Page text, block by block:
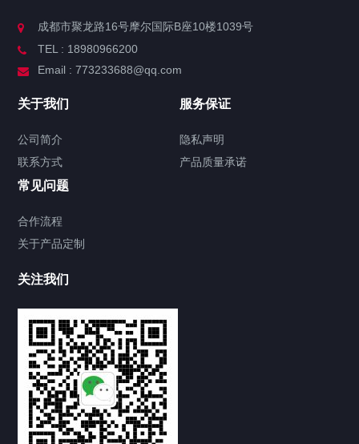
成都市聚龙路16号摩尔国际B座10楼1039号
TEL : 18980966200
Email : 773233688@qq.com
关于我们
公司简介
联系方式
服务保证
隐私声明
产品质量承诺
常见问题
合作流程
关于产品定制
关注我们